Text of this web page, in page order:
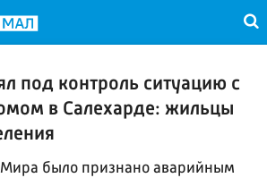
под контроль ситуацию с
в Салехарде: жильцы
было признано аварийным